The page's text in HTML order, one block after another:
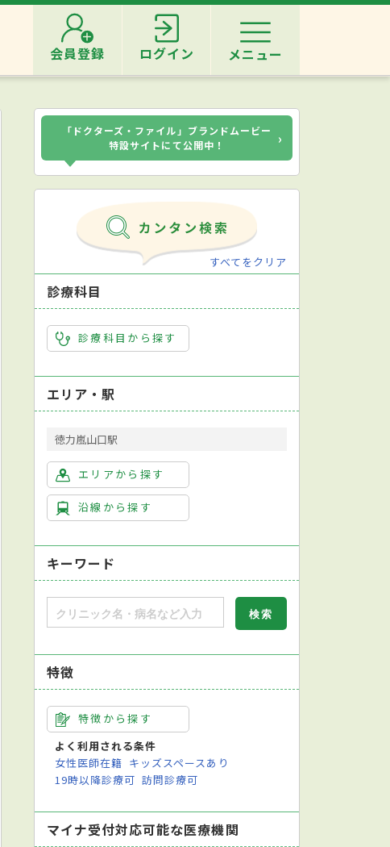
会員登録 ログイン メニュー
「ドクターズ・ファイル」ブランドムービー
特設サイトにて公開中！
›
すべてをクリア
診療科目
診療科目から探す
エリア・駅
徳力嵐山口駅
エリアから探す
沿線から探す
キーワード
特徴
特徴から探す
よく利用される条件
女性医師在籍 キッズスペースあり
19時以降診療可 訪問診療可
マイナ受付対応可能な医療機関